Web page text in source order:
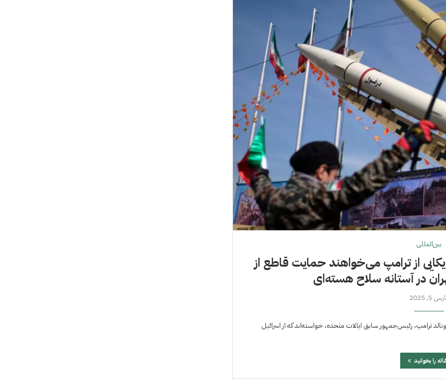
بین‌المللی
٧٧ ژنرال آمریکایی از ترامپ می‌خواهند حمایت قاطع از
در آستانه سلاح هسته‌ای
5, 2025
آمریکایی از دونالد ترامپ، رئیس‌جمهور سابق ایالات متحده، خواسته‌اند که از اسرائیل
را بخوانید